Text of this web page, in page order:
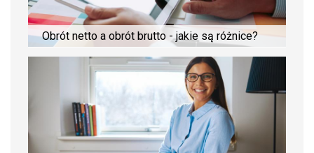
Obrót netto a obrót brutto - jakie są różnice?